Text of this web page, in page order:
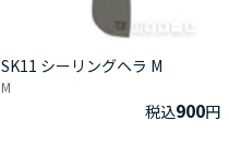
SK11 シーリングヘラ М
M
税込900円